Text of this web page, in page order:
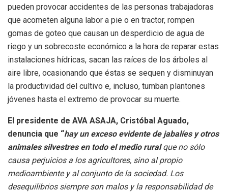
pueden provocar accidentes de las personas trabajadoras
que acometen alguna labor a pie o en tractor, rompen
gomas de goteo que causan un desperdicio de agua de
riego y un sobrecoste económico a la hora de reparar estas
instalaciones hídricas, sacan las raíces de los árboles al
aire libre, ocasionando que éstas se sequen y disminuyan
la productividad del cultivo e, incluso, tumban plantones
jóvenes hasta el extremo de provocar su muerte.
El presidente de AVA ASAJA, Cristóbal Aguado,
denuncia que “hay un exceso evidente de jabalíes y otros
animales silvestres en todo el medio ruralque no sólo
causa perjuicios a los agricultores, sino al propio
medioambiente y al conjunto de la sociedad. Los
desequilibrios siempre son malos y la responsabilidad de